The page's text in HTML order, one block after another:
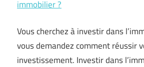
immobilier ?
Vous cherchez à investir dans
vous demandez comment réussir
investissement. Investir dans